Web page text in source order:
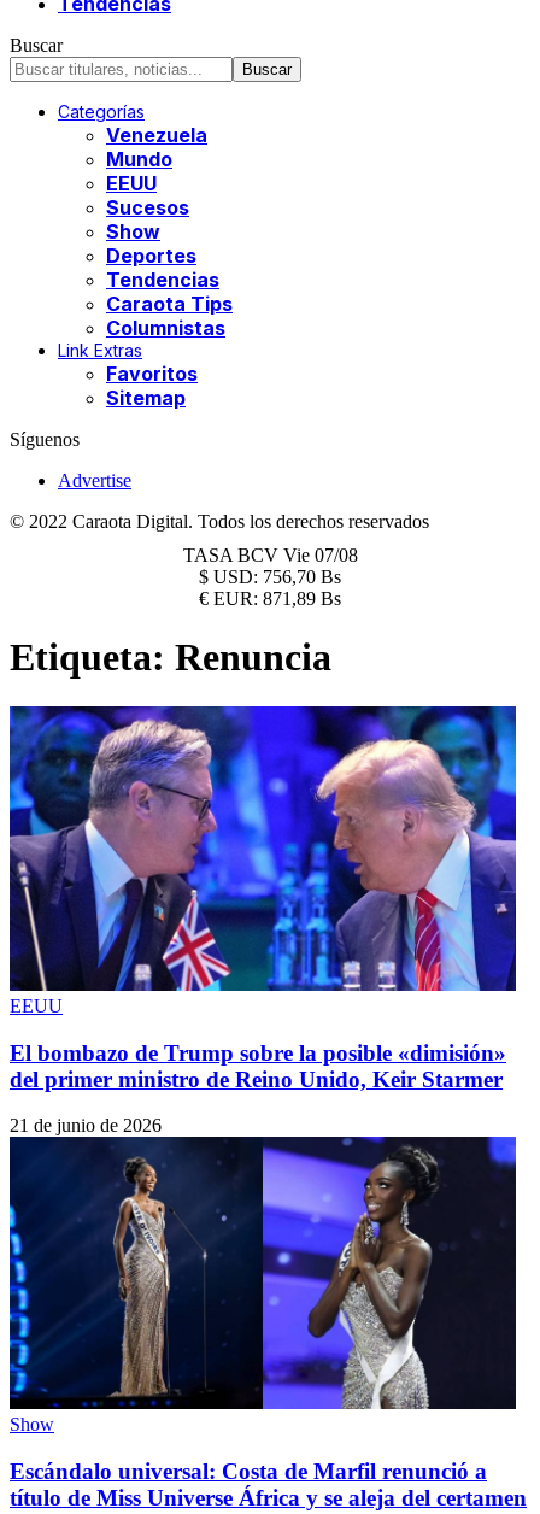
Buscar
Categorías
Venezuela
Mundo
EEUU
Sucesos
Show
Deportes
Tendencias
Caraota Tips
Columnistas
Link Extras
Favoritos
Sitemap
Síguenos
Advertise
© 2022 Caraota Digital. Todos los derechos reservados
TASA BCV Vie 07/08
$ USD: 756,70 Bs
€ EUR: 871,89 Bs
Etiqueta: Renuncia
EEUU
El bombazo de Trump sobre la posible «dimisión»
del primer ministro de Reino Unido, Keir Starmer
21 de junio de 2026
Show
Escándalo universal: Costa de Marfil renunció a
título de Miss Universe África y se aleja del certamen